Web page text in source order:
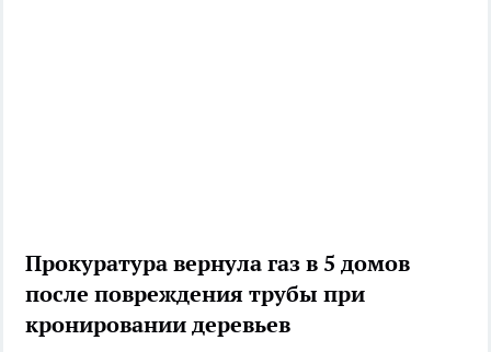
Прокуратура вернула газ в 5 домов
после повреждения трубы при
кронировании деревьев